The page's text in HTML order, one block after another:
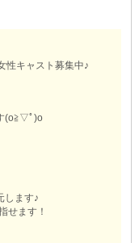
性キャスト募集中♪
(o≧▽ﾟ)o
します♪
せます！